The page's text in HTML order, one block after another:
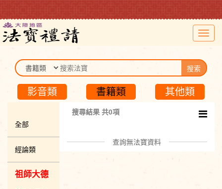
搜索
影音類 書籍類 其他類
全部
經論類
祖師大德
搜尋結果 共0項
查詢無法寶資料